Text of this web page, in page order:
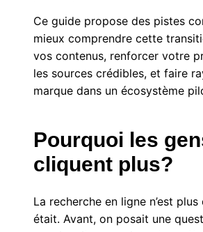
Ce guide propose des pistes
mieux comprendre cette
vos contenus, renforcer votre
les sources crédibles, et faire
marque dans un écosystème
Pourquoi les
cliquent plus?
La recherche en ligne n’est plus
était. Avant, on posait une